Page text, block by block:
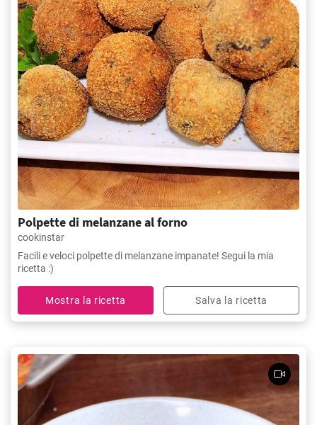
Polpette di melanzane al forno
cookinstar
Facili e veloci polpette di melanzane impanate! Segui la mia
ricetta :)
Mostra la ricetta Salva la ricetta